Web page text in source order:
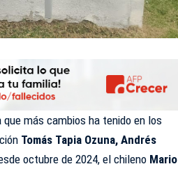
que más cambios ha tenido en los
Tomás Tapia Ozuna, Andrés
octubre de 2024, el chileno Mario